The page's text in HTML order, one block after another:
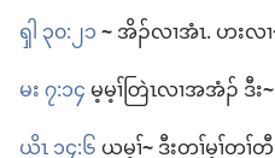
ၡါ ၃၀:၂၁~အိၣ်​လၢ​အံၤ. ဟး​လၢ
မး ၇:၁၄မ့မ့ၢ်​တြဲၤ​လၢ​အအံၣ်​ ဒီး~